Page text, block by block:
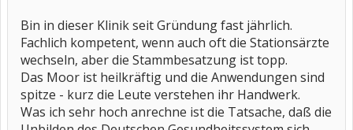
Bin in dieser Klinik seit Gründung fast jährlich.
Fachlich kompetent, wenn auch oft die Stationsärzte
wechseln, aber die Stammbesatzung ist topp.
Das Moor ist heilkräftig und die Anwendungen sind
spitze - kurz die Leute verstehen ihr Handwerk.
Was ich sehr hoch anrechne ist die Tatsache, daß die